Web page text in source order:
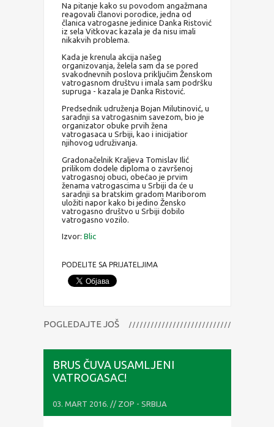
Na pitanje kako su povodom angažmana
reagovali članovi porodice, jedna od
članica vatrogasne jedinice Danka Ristović
iz sela Vitkovac kazala je da nisu imali
nikakvih problema.
Kada je krenula akcija našeg
organizovanja, želela sam da se pored
svakodnevnih poslova priključim Ženskom
vatrogasnom društvu i imala sam podršku
supruga - kazala je Danka Ristović.
Predsednik udruženja Bojan Milutinović, u
saradnji sa vatrogasnim savezom, bio je
organizator obuke prvih žena
vatrogasaca u Srbiji, kao i inicijatior
njihovog udruživanja.
Gradonačelnik Kraljeva Tomislav Ilić
prilikom dodele diploma o završenoj
vatrogasnoj obuci, obećao je prvim
ženama vatrogascima u Srbiji da će u
saradnji sa bratskim gradom Mariborom
uložiti napor kako bi jedino Žensko
vatrogasno društvo u Srbiji dobilo
vatrogasno vozilo.
Izvor: Blic
PODELITE SA PRIJATELJIMA
POGLEDAJTE JOŠ
BRUS ČUVA USAMLJENI
VATROGASAC!
03. MART 2016. // ZOP - SRBIJA